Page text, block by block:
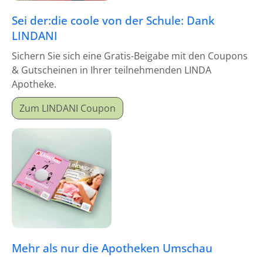
Sei der:die coole von der Schule: Dank
LINDANI
Sichern Sie sich eine Gratis-Beigabe mit den Coupons
& Gutscheinen in Ihrer teilnehmenden LINDA
Apotheke.
Zum LINDANI Coupon
Mehr als nur die Apotheken Umschau